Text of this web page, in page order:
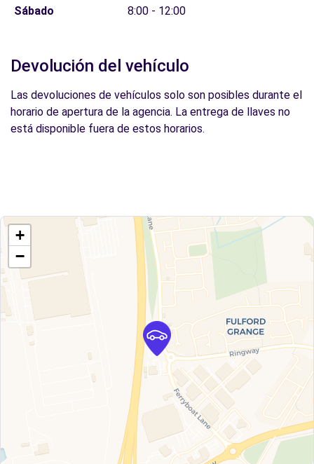
Sábado
8:00 - 12:00
Devolución del vehículo
Las devoluciones de vehículos solo son posibles durante el
horario de apertura de la agencia. La entrega de llaves no
está disponible fuera de estos horarios.
+
−